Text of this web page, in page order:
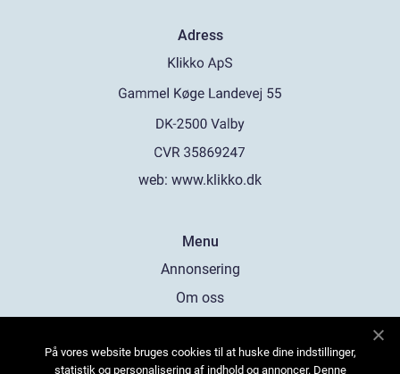
Adress
web: www.klikko.dk
Menu
Annonsering
Om oss
Kontakta oss
På vores website bruges cookies til at huske dine indstillinger,
statistik og personalisering af indhold og annoncer. Denne